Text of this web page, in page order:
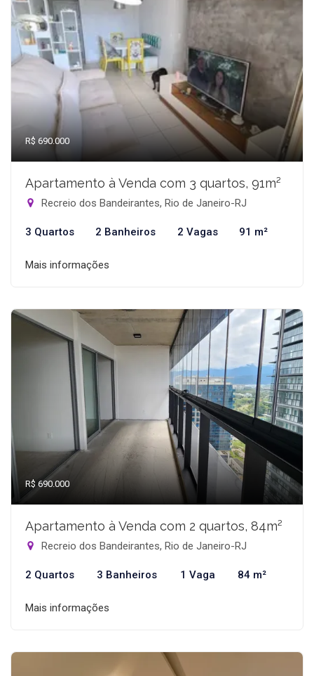
R$ 690.000
Apartamento à Venda com 3 quartos, 91m²
Recreio dos Bandeirantes, Rio de Janeiro-RJ
3 Quartos 2 Banheiros 2 Vagas 91 m²
Mais informações
R$ 690.000
Apartamento à Venda com 2 quartos, 84m²
Recreio dos Bandeirantes, Rio de Janeiro-RJ
2 Quartos 3 Banheiros 1 Vaga 84 m²
Mais informações